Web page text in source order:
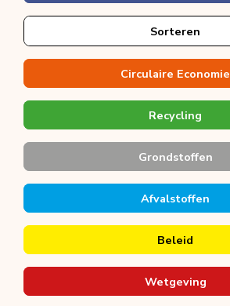
Sorteren
Circulaire Economie
Recycling
Grondstoffen
Afvalstoffen
Beleid
Wetgeving